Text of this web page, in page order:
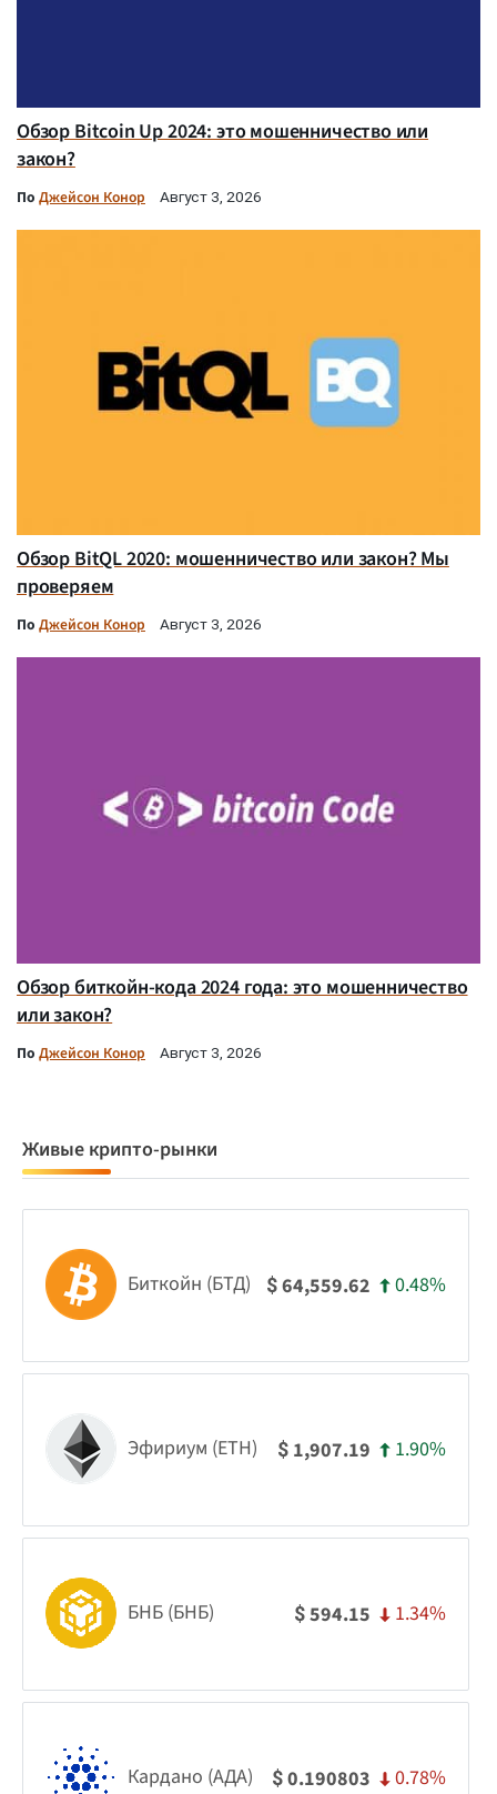
Обзор Bitcoin Up 2024: это мошенничество или
закон?
По Джейсон Конор Август 3, 2026
Обзор BitQL 2020: мошенничество или закон? Мы
проверяем
По Джейсон Конор Август 3, 2026
Обзор биткойн-кода 2024 года: это мошенничество
или закон?
По Джейсон Конор Август 3, 2026
Живые крипто-рынки
Биткойн (БТД) $64,559.62 0.48%
Эфириум (ETH) $ 1,907.19 1.90%
БНБ (БНБ) $594.15 1.34%
Кардано (АДА) $0.190803 0.78%